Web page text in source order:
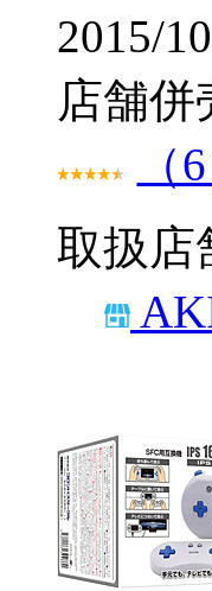
2015/
店舗併
（6
取扱店